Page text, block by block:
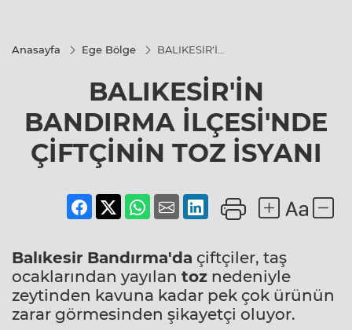
Anasayfa Ege Bölge
BALIKESİR'İN
İLÇESİ'NDE
ÇİFTÇİNİN
TOZ İSYANI
BALIKESİR'İN
BANDIRMA İLÇESİ'NDE
ÇİFTÇİNİN TOZ İSYANI
Balıkesir Bandırma'da çiftçiler, taş
ocaklarından yayılan toz nedeniyle
zeytinden kavuna kadar pek çok ürünün
zarar görmesinden şikayetçi oluyor.